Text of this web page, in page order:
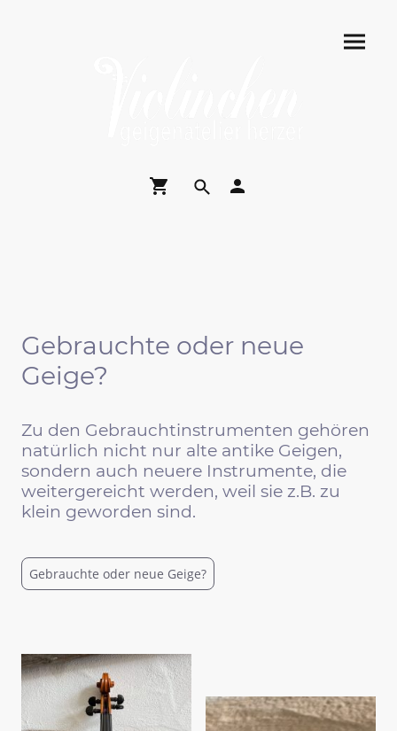
Gebrauchte oder neue
Geige?
Zu den Gebrauchtinstrumenten gehören
natürlich nicht nur alte antike Geigen,
sondern auch neuere Instrumente, die
weitergereicht werden, weil sie z.B. zu
klein geworden sind.
Gebrauchte oder neue Geige?